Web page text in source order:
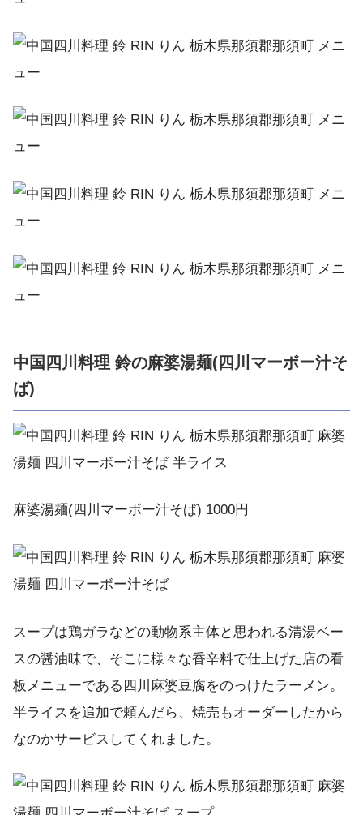
中国四川料理 鈴の麻婆湯麺(四川マーボー汁そ
ば)
麻婆湯麺(四川マーボー汁そば) 1000円
スープは鶏ガラなどの動物系主体と思われる清湯ベー
スの醤油味で、そこに様々な香辛料で仕上げた店の看
板メニューである四川麻婆豆腐をのっけたラーメン。
半ライスを追加で頼んだら、焼売もオーダーしたから
なのかサービスしてくれました。